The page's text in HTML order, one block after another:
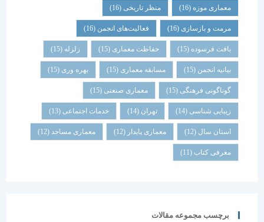
معماری موزه(16) منظر تاریخی(16)
مرمت و بازسازی(16) فعالیت‌های انجمن(16)
بافت فرسوده(15) حفاظت معماری(15) زلزله(15)
بیانیه انجمن(15) مسابقه معماری(15) بهره وری(15)
گوناگونی فرهنگی(15) معماری صنعتی(15)
زیبایی شناسی(14) تهران(14) خدمات اجتماعی(13)
استان سال(12) معماری پایدار(12) معماری مساجد(12)
معرفی کتاب(11)
برچسب مجموعه مقالات